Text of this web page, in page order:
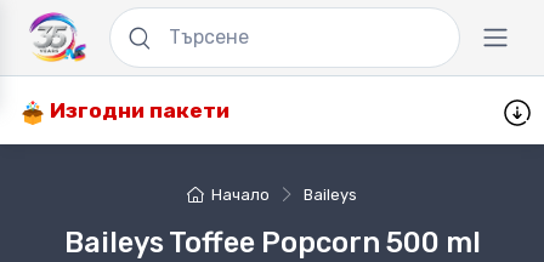
Изгодни пакети
Начало Baileys
Baileys Toffee Popcorn 500 ml